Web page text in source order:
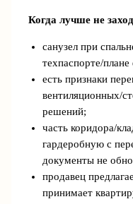
Когда лучше не
санузел при
техпаспорте/плане
есть признаки
вентиляционных/
решений;
часть коридора/
гардеробную с
документы не
продавец
принимает